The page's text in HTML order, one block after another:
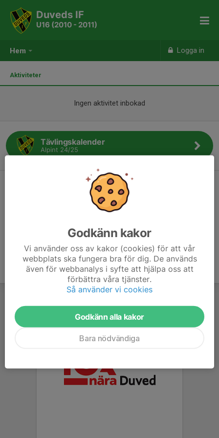
Hem Logga in
Duveds IF
U16 (2010 - 2011)
Aktiviteter
Ingen aktivitet inbokad
Tävlingskalender
Alpint 24/25
Godkänn kakor
Vi använder oss av kakor (cookies) för att vår
webbplats ska fungera bra för dig. De används
även för webbanalys i syfte att hjälpa oss att
förbättra våra tjänster.
Så använder vi cookies
Godkänn alla kakor
Bara nödvändiga